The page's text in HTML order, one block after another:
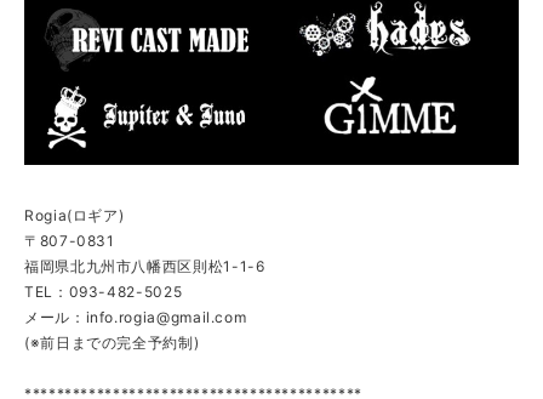
Rogia(ロギア)
〒807-0831
福岡県北九州市八幡西区則松1-1-6
TEL：093-482-5025
メール： info.rogia@gmail.com
(※前日までの完全予約制)
******************************************